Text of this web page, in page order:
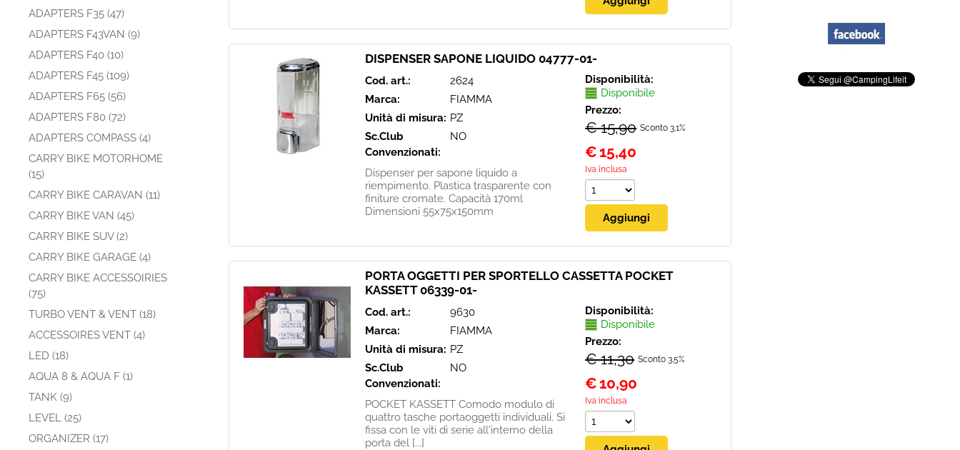
ADAPTERS F35 (47)
ADAPTERS F43VAN (9)
ADAPTERS F40 (10)
ADAPTERS F45 (109)
ADAPTERS F65 (56)
ADAPTERS F80 (72)
ADAPTERS COMPASS (4)
CARRY BIKE MOTORHOME
(15)
CARRY BIKE CARAVAN (11)
CARRY BIKE VAN (45)
CARRY BIKE SUV (2)
CARRY BIKE GARAGE (4)
CARRY BIKE ACCESSOIRIES
(75)
TURBO VENT & VENT (18)
ACCESSOIRES VENT (4)
LED (18)
AQUA 8 & AQUA F (1)
TANK (9)
LEVEL (25)
ORGANIZER (17)
DISPENSER SAPONE LIQUIDO 04777-01-
Cod. art.:
2624
Marca:
FIAMMA
Unità di misura: PZ
Sc.Club
Convenzionati:
NO
Dispenser per sapone liquido a
riempimento. Plastica trasparente con
finiture cromate. Capacità 170ml
Dimensioni 55x75x150mm
Disponibilità:
Disponibile
Prezzo:
€ 15,90 Sconto 3.1%
€ 15,40
Iva inclusa
PORTA OGGETTI PER SPORTELLO CASSETTA POCKET
KASSETT 06339-01-
Cod. art.:
9630
Marca:
FIAMMA
Unità di misura: PZ
Sc.Club
Convenzionati:
NO
POCKET KASSETT Comodo modulo di
quattro tasche portaoggetti individuali. Si
fissa con le viti di serie all'interno della
porta del [...]
Disponibilità:
Disponibile
Prezzo:
€ 11,30 Sconto 3.5%
€ 10,90
Iva inclusa